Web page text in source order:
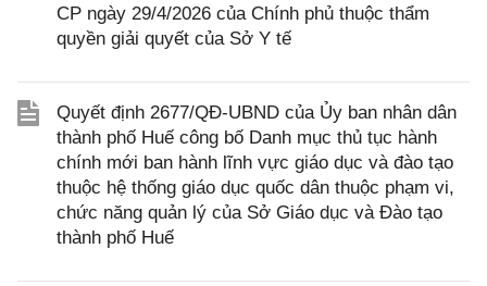
CP ngày 29/4/2026 của Chính phủ thuộc thẩm
quyền giải quyết của Sở Y tế
Quyết định 2677/QĐ-UBND của Ủy ban nhân dân
thành phố Huế công bố Danh mục thủ tục hành
chính mới ban hành lĩnh vực giáo dục và đào tạo
thuộc hệ thống giáo dục quốc dân thuộc phạm vi,
chức năng quản lý của Sở Giáo dục và Đào tạo
thành phố Huế